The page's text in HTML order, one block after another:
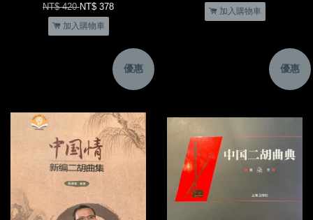
NT$ 420NT$ 378
加入購物車
加入購物車
優惠 優惠